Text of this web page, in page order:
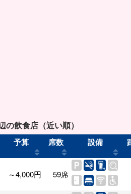
の飲食店（近い順）
予算 席数 設備
～4,000円 59席